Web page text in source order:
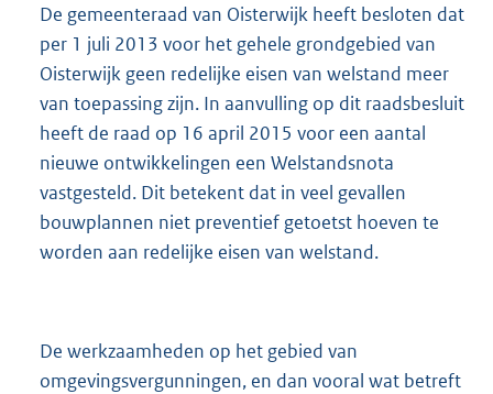
De gemeenteraad van Oisterwijk heeft besloten dat
per 1 juli 2013 voor het gehele grondgebied van
Oisterwijk geen redelijke eisen van welstand meer
van toepassing zijn. In aanvulling op dit raadsbesluit
heeft de raad op 16 april 2015 voor een aantal
nieuwe ontwikkelingen een Welstandsnota
vastgesteld. Dit betekent dat in veel gevallen
bouwplannen niet preventief getoetst hoeven te
worden aan redelijke eisen van welstand.
De werkzaamheden op het gebied van
omgevingsvergunningen, en dan vooral wat betreft